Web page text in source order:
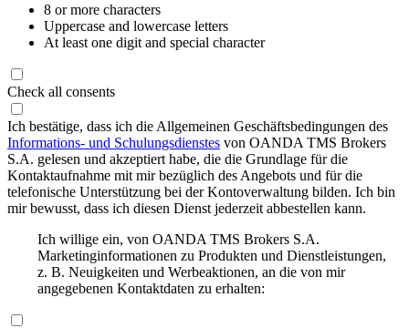
8 or more characters
Uppercase and lowercase letters
At least one digit and special character
Check all consents
Ich bestätige, dass ich die Allgemeinen Geschäftsbedingungen des
Informations- und Schulungsdienstes von OANDA TMS Brokers
S.A. gelesen und akzeptiert habe, die die Grundlage für die
Kontaktaufnahme mit mir bezüglich des Angebots und für die
telefonische Unterstützung bei der Kontoverwaltung bilden. Ich bin
mir bewusst, dass ich diesen Dienst jederzeit abbestellen kann.
Ich willige ein, von OANDA TMS Brokers S.A.
Marketinginformationen zu Produkten und Dienstleistungen,
z. B. Neuigkeiten und Werbeaktionen, an die von mir
angegebenen Kontaktdaten zu erhalten: